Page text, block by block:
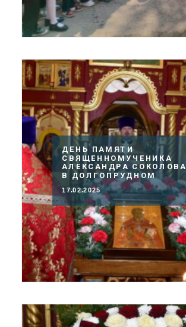
ДЕНЬ ПАМЯТИ
СВЯЩЕННОМУЧЕНИКА
АЛЕКСАНДРА СОКОЛОВА
В ДОЛГОПРУДНОМ
17.02.2025